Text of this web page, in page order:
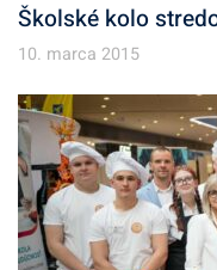
Školské kolo
10. marca 2015